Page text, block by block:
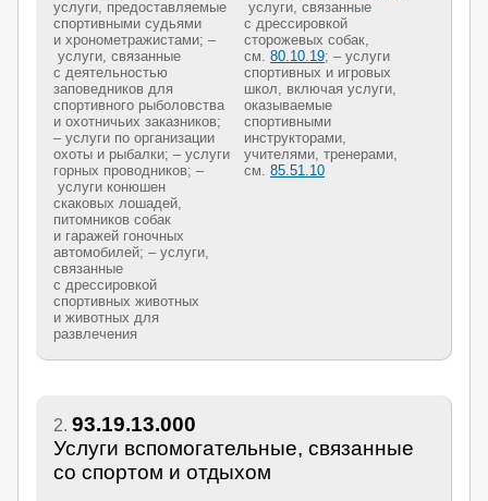
услуги, предоставляемые
спортивными судьями
и хронометражистами; –
услуги, связанные
с деятельностью
заповедников для
спортивного рыболовства
и охотничьих заказников;
– услуги по организации
охоты и рыбалки; – услуги
горных проводников; –
услуги конюшен
скаковых лошадей,
питомников собак
и гаражей гоночных
автомобилей; – услуги,
связанные
с дрессировкой
спортивных животных
и животных для
развлечения
услуги, связанные
с дрессировкой
сторожевых собак,
см. 80.10.19; – услуги
спортивных и игровых
школ, включая услуги,
оказываемые
спортивными
инструкторами,
учителями, тренерами,
см. 85.51.10
2. 93.19.13.000
Услуги вспомогательные, связанные
со спортом и отдыхом